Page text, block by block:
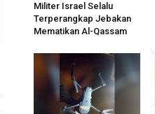
Militer Israel Selalu
Terperangkap Jebakan
Mematikan Al-Qassam